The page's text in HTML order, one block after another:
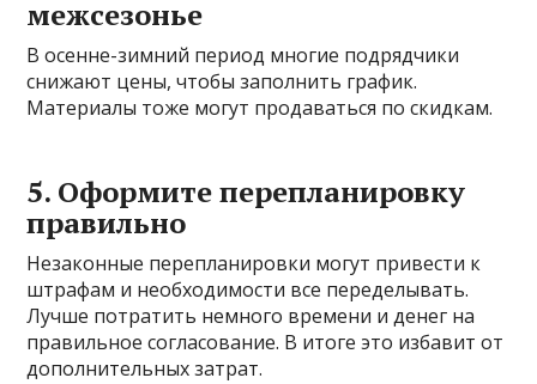
межсезонье
В осенне-зимний период многие подрядчики
снижают цены, чтобы заполнить график.
Материалы тоже могут продаваться по скидкам.
5. Оформите перепланировку
правильно
Незаконные перепланировки могут привести к
штрафам и необходимости все переделывать.
Лучше потратить немного времени и денег на
правильное согласование. В итоге это избавит от
дополнительных затрат.